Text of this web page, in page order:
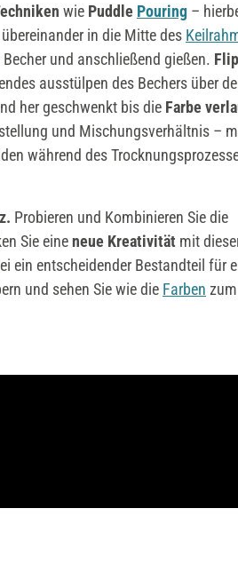
wie Puddle Pouring –
in die Mitte des
und anschließend gießen.
ausstülpen des Bechers über
her geschwenkt bis die Farbe
und Mischungsverhältnis –
während des
Probieren und Kombinieren Sie die
Sie eineneue Kreativität mit
ein entscheidender Bestandteil für
und sehen Sie wie die Farben